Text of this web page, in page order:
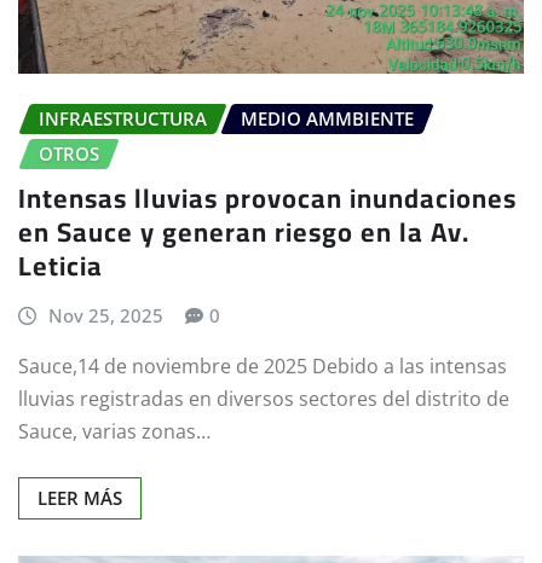
INFRAESTRUCTURA
MEDIO AMMBIENTE
OTROS
Intensas lluvias provocan inundaciones
en Sauce y generan riesgo en la Av.
Leticia
Nov 25, 2025 0
Sauce,14 de noviembre de 2025 Debido a las intensas
lluvias registradas en diversos sectores del distrito de
Sauce, varias zonas…
LEER MÁS